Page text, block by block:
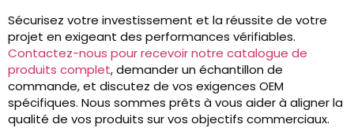
Sécurisez votre investissement et la réussite de votre
projet en exigeant des performances vérifiables.
Contactez-nous pour recevoir notre catalogue de
produits complet, demander un échantillon de
commande, et discutez de vos exigences OEM
spécifiques. Nous sommes prêts à vous aider à aligner la
qualité de vos produits sur vos objectifs commerciaux.